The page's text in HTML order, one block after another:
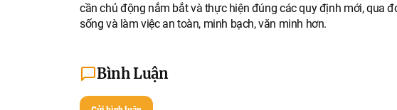
cần chủ động nắm bắt và thực hiện đúng các quy định mới, qua
sống và làm việc an toàn, minh bạch, văn minh hơn.
Bình Luận